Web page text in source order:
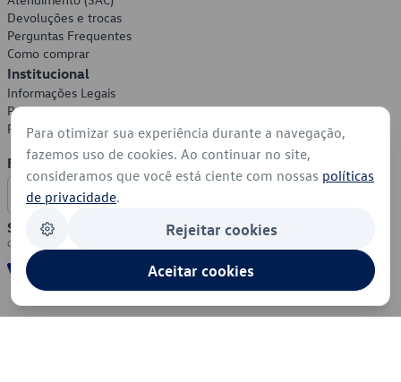
Devoluções e trocas
Perguntas Frequentes
Como comprar
Institucional
Informações Legais
Política de Privacidade
Política de Cookies
Formas de Pagamento
Segurança
Para otimizar sua experiência durante a navegação,
fazemos uso de cookies. Ao continuar no site,
consideramos que você está ciente com nossas políticas
de privacidade.
Rejeitar cookies
Aceitar cookies